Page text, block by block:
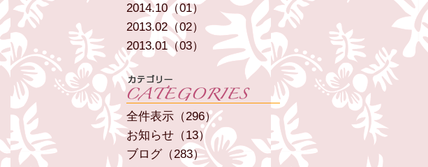
2014.10（01）
2013.02（02）
2013.01（03）
全件表示（296）
お知らせ（13）
ブログ（283）